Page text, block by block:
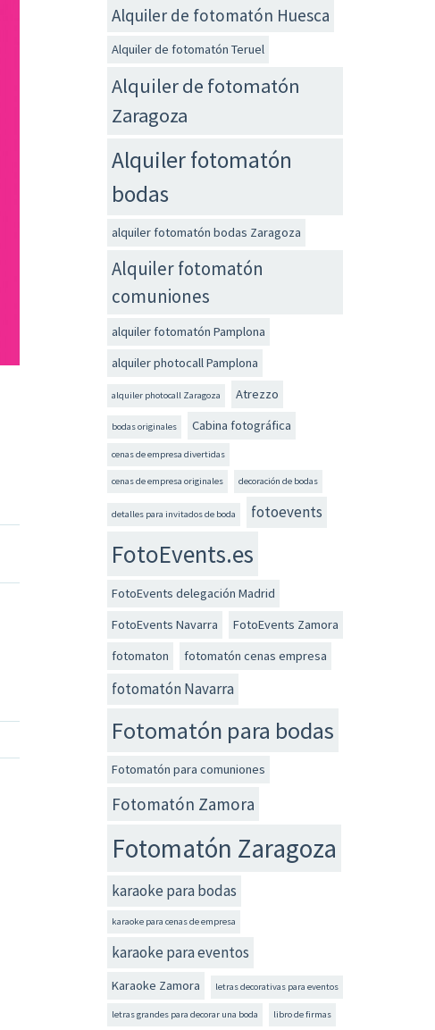
Alquiler de fotomatón Huesca
Alquiler de fotomatón Teruel
Alquiler de fotomatón
Zaragoza
Alquiler fotomatón
bodas
alquiler fotomatón bodas Zaragoza
Alquiler fotomatón
comuniones
alquiler fotomatón Pamplona
alquiler photocall Pamplona
alquiler photocall Zaragoza Atrezzo
bodas originales Cabina fotográfica
cenas de empresa divertidas
cenas de empresa originales decoración de bodas
detalles para invitados de boda fotoevents
FotoEvents.es
FotoEvents delegación Madrid
FotoEvents Navarra
FotoEvents Zamora
fotomaton
fotomatón cenas empresa
fotomatón Navarra
Fotomatón para bodas
Fotomatón para comuniones
Fotomatón Zamora
Fotomatón Zaragoza
karaoke para bodas
karaoke para cenas de empresa
karaoke para eventos
Karaoke Zamora letras decorativas para eventos
letras grandes para decorar una boda libro de firmas